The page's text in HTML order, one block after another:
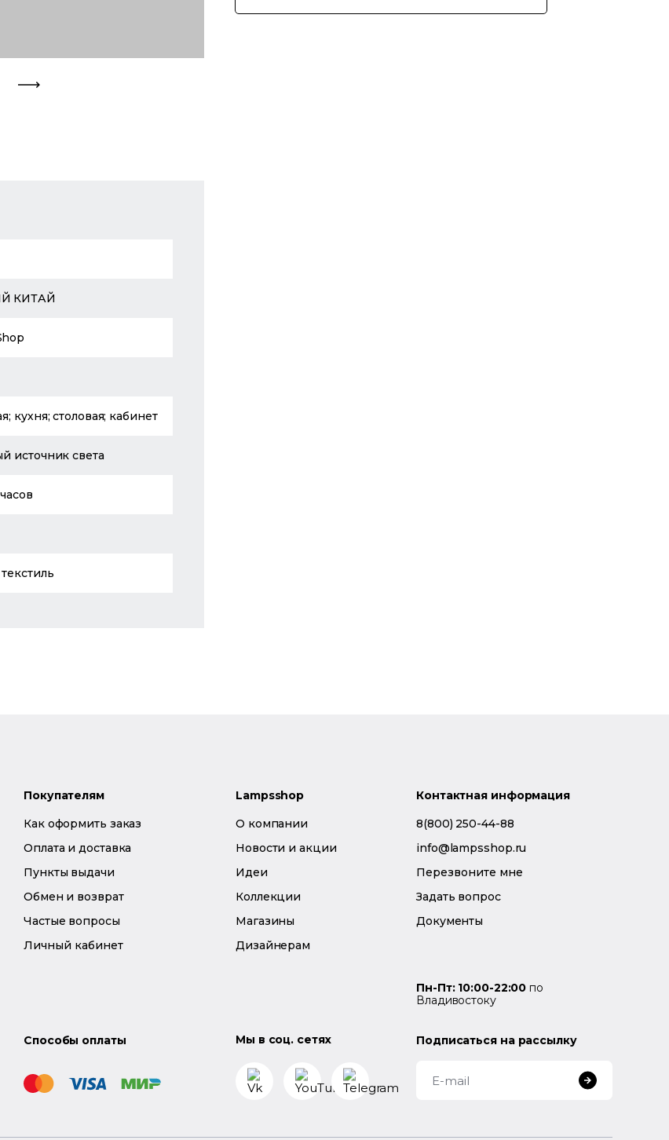
КИТАЙ
кухня; столовая; кабинет
источник света
Покупателям
Как оформить заказ
Оплата и доставка
Пункты выдачи
Обмен и возврат
Частые вопросы
Личный кабинет
Способы оплаты
Lampsshop
О компании
Новости и акции
Идеи
Коллекции
Магазины
Дизайнерам
Мы в соц. сетях
Контактная информация
8(800) 250-44-88
info@lampsshop.ru
Перезвоните мне
Задать вопрос
Документы
Пн-Пт: 10:00-22:00 по
Владивостоку
Подписаться на рассылку